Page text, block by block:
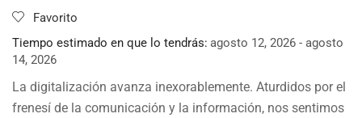
Favorito
Tiempo estimado en que lo tendrás: agosto 12, 2026 - agosto
14, 2026
La digitalización avanza inexorablemente. Aturdidos por el
frenesí de la comunicación y la información, nos sentimos